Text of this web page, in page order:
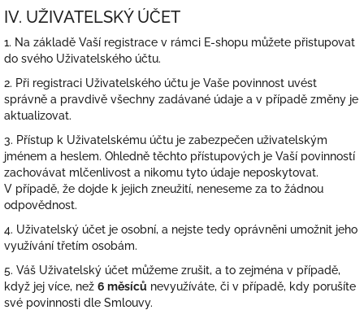
IV. UŽIVATELSKÝ ÚČET
1. Na základě Vaší registrace v rámci E-shopu můžete přistupovat
do svého Uživatelského účtu.
2. Při registraci Uživatelského účtu je Vaše povinnost uvést
správně a pravdivě všechny zadávané údaje a v případě změny je
aktualizovat.
3. Přístup k Uživatelskému účtu je zabezpečen uživatelským
jménem a heslem. Ohledně těchto přístupových je Vaší povinností
zachovávat mlčenlivost a nikomu tyto údaje neposkytovat.
V případě, že dojde k jejich zneužití, neneseme za to žádnou
odpovědnost.
4. Uživatelský účet je osobní, a nejste tedy oprávněni umožnit jeho
využívání třetím osobám.
5. Váš Uživatelský účet můžeme zrušit, a to zejména v případě,
když jej více, než 6 měsíců nevyužíváte, či v případě, kdy porušíte
své povinnosti dle Smlouvy.